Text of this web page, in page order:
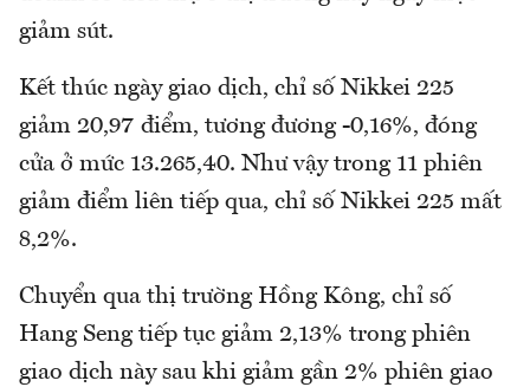
giảm sút.
Kết thúc ngày giao dịch, chỉ số Nikkei 225
giảm 20,97 điểm, tương đương -0,16%, đóng
cửa ở mức 13.265,40. Như vậy trong 11 phiên
giảm điểm liên tiếp qua, chỉ số Nikkei 225 mất
8,2%.
Chuyển qua thị trường Hồng Kông, chỉ số
Hang Seng tiếp tục giảm 2,13% trong phiên
giao dịch này sau khi giảm gần 2% phiên giao